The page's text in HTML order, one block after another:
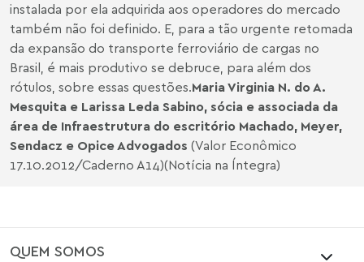
instalada por ela adquirida aos operadores do mercado
também não foi definido. E, para a tão urgente retomada
da expansão do transporte ferroviário de cargas no
Brasil, é mais produtivo se debruce, para além dos
rótulos, sobre essas questões.Maria Virginia N. do A.
Mesquita e Larissa Leda Sabino, sócia e associada da
área de Infraestrutura do escritório Machado, Meyer,
Sendacz e Opice Advogados (Valor Econômico
17.10.2012/Caderno A14)(Notícia na Íntegra)
QUEM SOMOS